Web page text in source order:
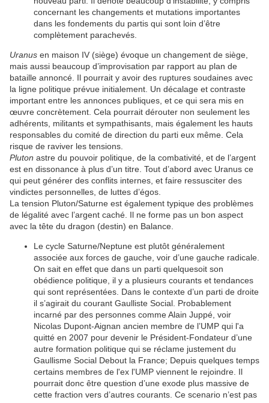
concernant les changements et mutations importantes
dans les fondements du partis qui sont loin d’être
complètement parachevés.
Uranus en maison IV (siège) évoque un changement de siège,
mais aussi beaucoup d’improvisation par rapport au plan de
bataille annoncé. Il pourrait y avoir des ruptures soudaines avec
la ligne politique prévue initialement. Un décalage et contraste
important entre les annonces publiques, et ce qui sera mis en
œuvre concrètement. Cela pourrait dérouter non seulement les
adhérents, militants et sympathisants, mais également les hauts
responsables du comité de direction du parti eux même. Cela
risque de raviver les tensions.
Pluton astre du pouvoir politique, de la combativité, et de l’argent
est en dissonance à plus d’un titre. Tout d’abord avec Uranus ce
qui peut générer des conflits internes, et faire ressusciter des
vindictes personnelles, de luttes d’égos.
La tension Pluton/Saturne est également typique des problèmes
de légalité avec l’argent caché. Il ne forme pas un bon aspect
avec la tête du dragon (destin) en Balance.
Le cycle Saturne/Neptune est plutôt généralement
associée aux forces de gauche, voir d’une gauche radicale.
On sait en effet que dans un parti quelquesoit son
obédience politique, il y a plusieurs courants et tendances
qui sont représentées. Dans le contexte d’un parti de droite
il s’agirait du courant Gaulliste Social. Probablement
incarné par des personnes comme Alain Juppé, voir
Nicolas Dupont-Aignan ancien membre de l’UMP qui l'a
quitté en 2007 pour devenir le Président-Fondateur d’une
autre formation politique qui se réclame justement du
Gaullisme Social Debout la France; Depuis quelques temps
certains membres de l'ex l'UMP viennent le rejoindre. Il
pourrait donc être question d’une exode plus massive de
cette fraction vers d’autres courants. Ce scenario n’est pas